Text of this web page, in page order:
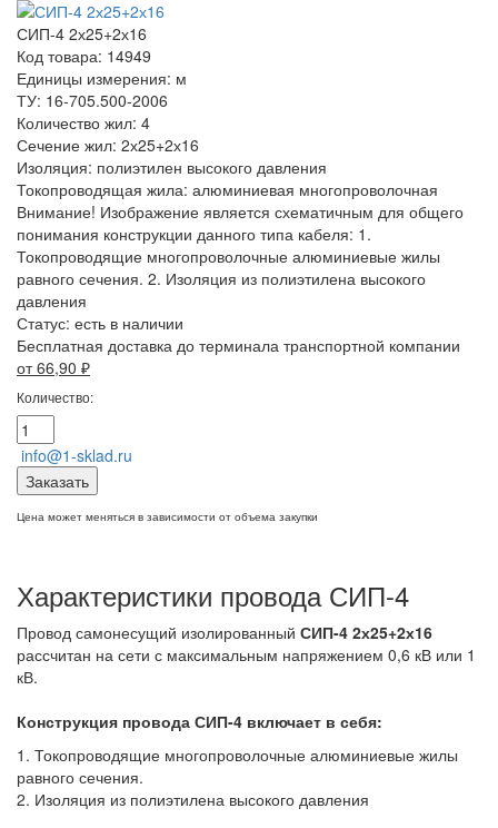
СИП-4 2х25+2х16
Код товара: 14949
Единицы измерения: м
ТУ: 16-705.500-2006
Количество жил: 4
Сечение жил: 2х25+2х16
Изоляция: полиэтилен высокого давления
Токопроводящая жила: алюминиевая многопроволочная
Внимание! Изображение является схематичным для общего
понимания конструкции данного типа кабеля: 1.
Токопроводящие многопроволочные алюминиевые жилы
равного сечения. 2. Изоляция из полиэтилена высокого
давления
Статус: есть в наличии
Бесплатная доставка до терминала транспортной компании
от 66,90 ₽
Количество:
info@1-sklad.ru
Заказать
Цена может меняться в зависимости от объема закупки
Характеристики провода СИП-4
Провод самонесущий изолированный СИП-4 2х25+2х16
рассчитан на сети с максимальным напряжением 0,6 кВ или 1
кВ.
Конструкция провода СИП-4 включает в себя:
1. Токопроводящие многопроволочные алюминиевые жилы
равного сечения.
2. Изоляция из полиэтилена высокого давления